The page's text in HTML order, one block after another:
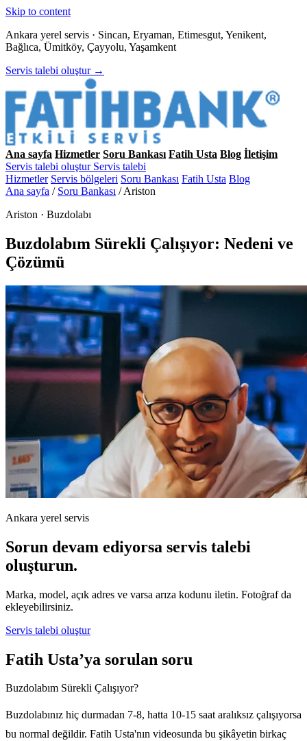
Skip to content
Ankara yerel servis · Sincan, Eryaman, Etimesgut, Yenikent,
Bağlıca, Ümitköy, Çayyolu, Yaşamkent
Servis talebi oluştur →
Ana sayfa Hizmetler Soru Bankası Fatih Usta Blog İletişim
Servis talebi oluştur Servis talebi
Hizmetler Servis bölgeleri Soru Bankası Fatih Usta Blog
Ana sayfa / Soru Bankası / Ariston
Ariston · Buzdolabı
Buzdolabım Sürekli Çalışıyor: Nedeni ve
Çözümü
Ankara yerel servis
Sorun devam ediyorsa servis talebi
oluşturun.
Marka, model, açık adres ve varsa arıza kodunu iletin. Fotoğraf da
ekleyebilirsiniz.
Servis talebi oluştur
Fatih Usta’ya sorulan soru
Buzdolabım Sürekli Çalışıyor?
Buzdolabınız hiç durmadan 7-8, hatta 10-15 saat aralıksız çalışıyorsa
bu normal değildir. Fatih Usta'nın videosunda bu şikâyetin birkaç